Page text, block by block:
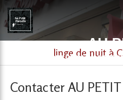
AU
LINGERIE /linge de nuit à
Contacter AU